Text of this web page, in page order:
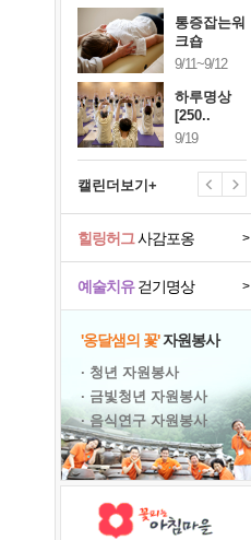
통증잡는워
크숍
9/11~9/12
하루명상
[250..
9/19
캘린더보기+
예술치유걷기명상 >
힐링허그사감포옹 >
'옹달샘의 꽃'자원봉사
· 청년 자원봉사
· 금빛청년 자원봉사
· 음식연구 자원봉사